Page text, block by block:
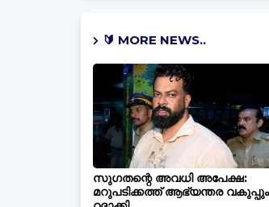
🔰 MORE NEWS..
സുഗതന്റെ അവധി അപേക്ഷ:
മറുപടിക്കത്ത് ആഭ്യന്തര വകുപ്പും